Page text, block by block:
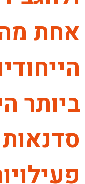
אחת
ביותר